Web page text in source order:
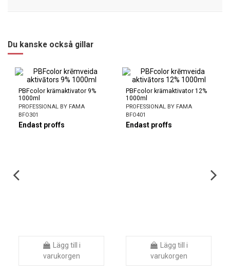
Du kanske också gillar
PBFcolor krämaktivator 9%
1000ml
PROFESSIONAL BY FAMA
BFO301
Endast proffs
Lägg till i
varukorgen
PBFcolor krämaktivator 12%
1000ml
PROFESSIONAL BY FAMA
BFO401
Endast proffs
Lägg till i
varukorgen